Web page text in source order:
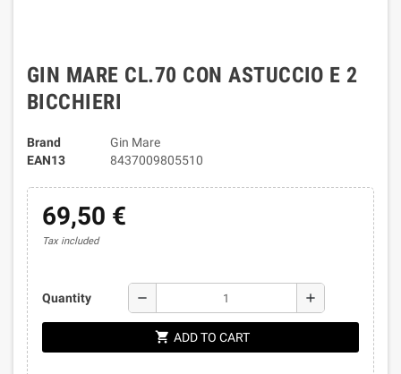
GIN MARE CL.70 CON ASTUCCIO E 2
BICCHIERI
Brand
Gin Mare
EAN13
8437009805510
69,50 €
Tax included
Quantity remove add
shopping_cart ADD TO CART